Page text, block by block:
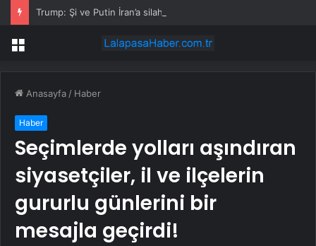
Trump: Şi ve Putin İran’a silah satmayacaklarını söyledi
Menü
Anasayfa / Haber
Haber
Seçimlerde yolları aşındıran
siyasetçiler, il ve ilçelerin
gururlu günlerini bir
mesajla geçirdi!